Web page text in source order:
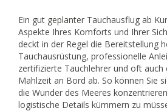
Ein gut geplanter Tauchausflug ab
Aspekte Ihres Komforts und Ihrer
deckt in der Regel die Bereitstellung
Tauchausrüstung, professionelle
zertifizierte Tauchlehrer und oft auch
Mahlzeit an Bord ab. So können Sie
die Wunder des Meeres
logistische Details kümmern zu